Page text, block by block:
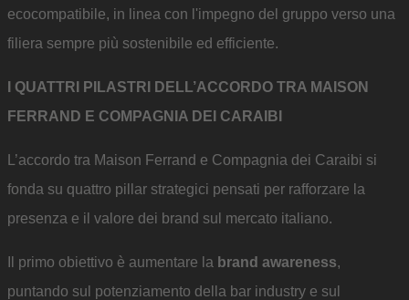
ecocompatibile, in linea con l'impegno del gruppo verso una
filiera sempre più sostenibile ed efficiente.
I QUATTRI PILASTRI DELL’ACCORDO TRA MAISON
FERRAND E COMPAGNIA DEI CARAIBI
L’accordo tra Maison Ferrand e Compagnia dei Caraibi si
fonda su quattro pillar strategici pensati per rafforzare la
presenza e il valore dei brand sul mercato italiano.
Il primo obiettivo è aumentare la brand awareness,
puntando sul potenziamento della bar industry e sul